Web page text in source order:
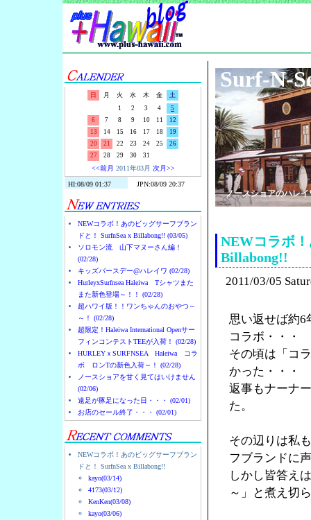
日 月 火 水 木 金
土
1
2 3 4
5
6
7 8 9 10 11
12
13
14 15 16 17 18
19
20
21 22 23 24 25
26
27
28 29 30 31
<<前月 2011年03月 次月>>
NEWコラボ！あのビッグサーフブラン
ドと！ SurfnSea x Billabong!! (03/05)
ソロモン流 山下マヌーさん編！
(02/28)
キッズバースデー@ハレイワ (02/28)
HurleyxSurfnsea Haleiwa Tシャツまた
また新色登場～！！ (02/28)
超ハワイ版！！ワンちゃんのおやつ～
～！ (02/28)
超限定！Haleiwa International Openサー
フィンコンテストTEEが入荷！ (02/28)
HURLEYｘSURFNSEA Haleiwa コラ
ボ ロンTの新色入荷～！ (02/28)
ノースショアを甘く見てはいけません
(02/06)
遠足が豚足になった日・・・ (02/01)
お店のセール終了・・・ (02/01)
NEWコラボ！あのビッグサーフブラン
ドと！ SurfnSea x Billabong!!
kayo(03/14)
4173(03/12)
KenKen(03/08)
kayo(03/06)
Surf-N-
ノースショアのハレ
NEWコラボ
Billabong!!
2011/03/05
思い返せば約6
コラボ・・・
その頃は「コ
かった・・・
返事もナーナ
た。
その辺りは私
フブランドに
しかし皆答え
～」と煮え切